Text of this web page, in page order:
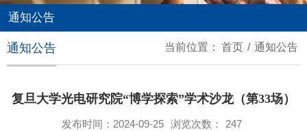
通知公告
当前位置： 首页 / 通知公告
通知公告
复旦大学光电研究院“博学探索”学术沙龙（第33场）
发布时间：2024-09-25 浏览次数： 247